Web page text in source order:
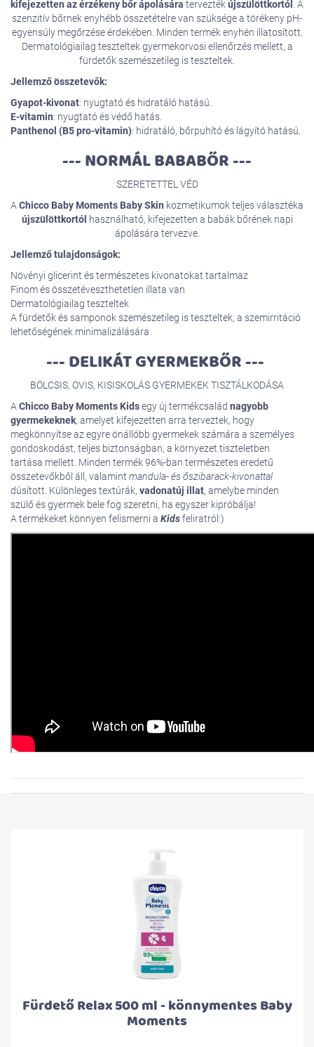
kifejezetten az érzékeny bőr ápolására terveztékújszülöttkortól
. A
szenzitív bőrnek enyhébb összetételre van szüksége a törékeny pH-
egyensúly megőrzése érdekében. Minden termék enyhén illatosított.
Dermatológiailag teszteltek gyermekorvosi ellenőrzés mellett, a
fürdetők szemészetileg is teszteltek.
Jellemző összetevők:
Gyapot-kivonat: nyugtató és hidratáló hatású.
E-vitamin: nyugtató és védő hatás.
Panthenol (B5 pro-vitamin): hidratáló, bőrpuhító és lágyító hatású.
--- NORMÁL BABABŐR ---
SZERETETTEL VÉD
A Chicco Baby Moments Baby Skin kozmetikumok teljes választéka
újszülöttkortól használható, kifejezetten a babák bőrének napi
ápolására tervezve.
Jellemző tulajdonságok:
Növényi glicerint és természetes kivonatokat tartalmaz
Finom és összetéveszthetetlen illata van
Dermatológiailag teszteltek
A fürdetők és samponok szemészetileg is teszteltek, a szemirritáció
lehetőségének minimalizálására
--- DELIKÁT GYERMEKBŐR ---
BÖLCSIS, OVIS, KISISKOLÁS GYERMEKEK TISZTÁLKODÁSA
A Chicco Baby Moments Kidsegy új termékcsalád nagyobb
gyermekeknek, amelyet kifejezetten arra terveztek, hogy
megkönnyítse az egyre önállóbb gyermekek számára a személyes
gondoskodást, teljes biztonságban, a környezet tiszteletben
tartása mellett. Minden termék 96%-ban természetes eredetű
összetevőkből áll, valamint mandula- és őszibarack-kivonattal
dúsított. Különleges textúrák, vadonatúj illat, amelybe minden
szülő és gyermek bele fog szeretni, ha egyszer kipróbálja!
A termékeket könnyen felismerni a Kidsfeliratról:)
Fürdető Relax 500 ml - könnymentes Baby
Moments